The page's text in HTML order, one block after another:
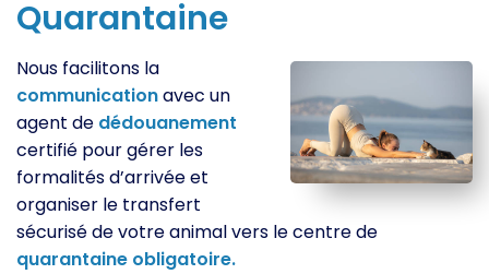
Quarantaine
Nous facilitons la
communicationavec un
agent de dédouanement
certifié pour gérer les
formalités d’arrivée et
organiser le transfert
sécurisé de votre animal vers le centre de
quarantaine obligatoire.